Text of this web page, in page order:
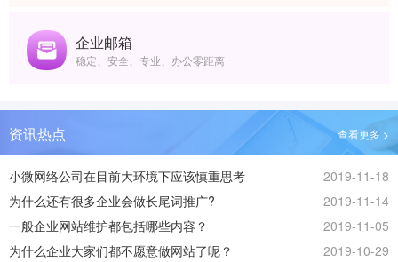
企业邮箱
稳定、安全、专业、办公零距离
资讯热点 查看更多 >
小微网络公司在目前大环境下应该慎重思考
2019-11-18
为什么还有很多企业会做长尾词推广?
2019-11-14
一般企业网站维护都包括哪些内容？
2019-11-05
为什么企业大家们都不愿意做网站了呢？
2019-10-29